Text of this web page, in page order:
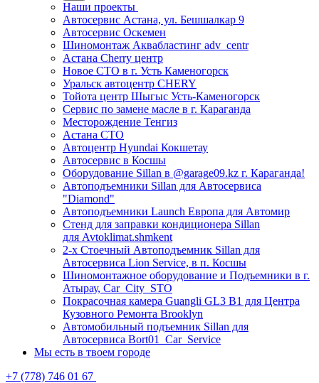
Наши проекты
Автосервис Астана, ул. Бешшалкар 9
Автосервис Оскемен
Шиномонтаж Аквабластинг adv_centr
Астана Cherry центр
Новое СТО в г. Усть Каменогорск
Уральск автоцентр CHERY
Тойота центр Шыгыс Усть-Каменогорск
Сервис по замене масле в г. Караганда
Месторождение Тенгиз
Астана СТО
Автоцентр Hyundai Кокшетау
Автосервис в Косшы
Оборудование Sillan в @garage09.kz г. Караганда!
Автоподъемники Sillan для Автосервиса
"Diamond"
Автоподъемники Launch Европа для Автомир
Стенд для заправки кондиционера Sillan
для Avtoklimat.shmkent
2-х Стоечный Автоподъемник Sillan для
Автосервиса Lion Service, в п. Косшы
Шиномонтажное оборудование и Подъемники в г.
Атырау, Car_City_STO
Покрасочная камера Guangli GL3 B1 для Центра
Кузовного Ремонта Brooklyn
Автомобильный подъемник Sillan для
Автосервиса Bort01_Car_Service
Мы есть в твоем городе
+7 (778) 746 01 67